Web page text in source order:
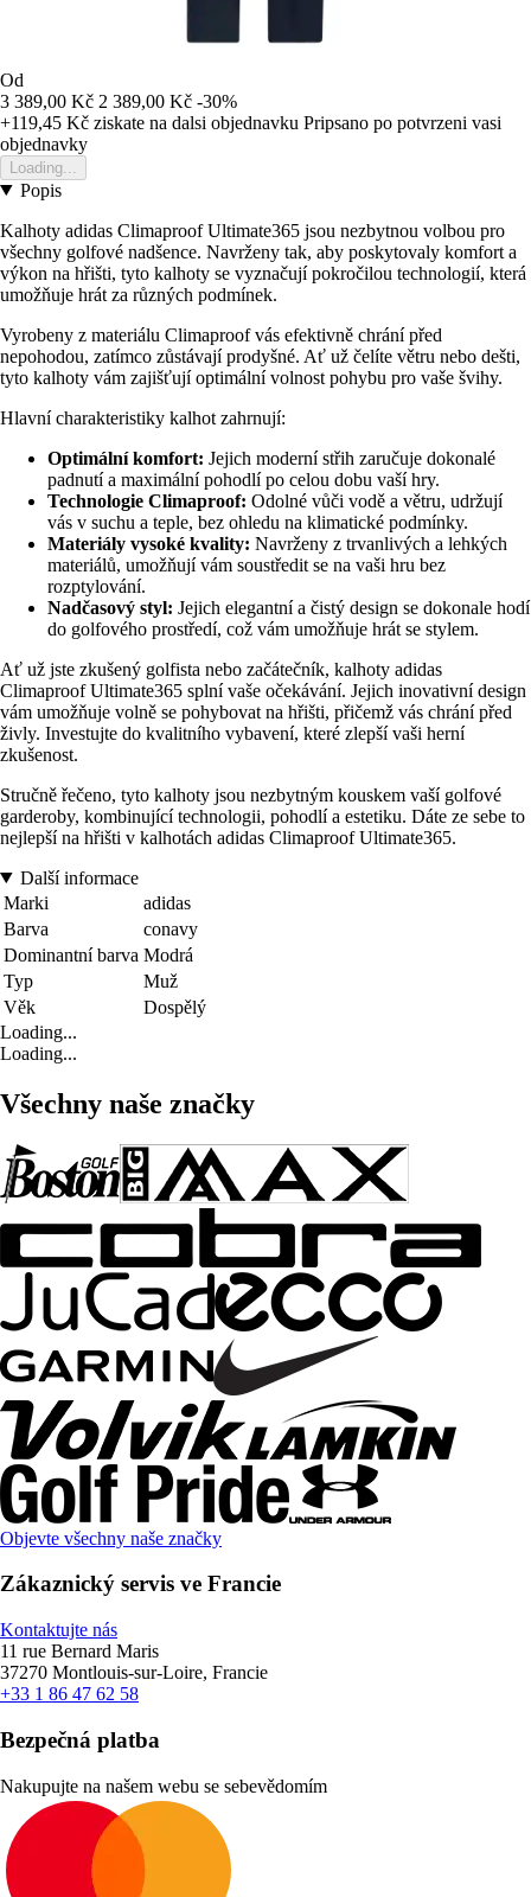
Od
3 389,00 Kč 2 389,00 Kč -30%
+119,45 Kč ziskate na dalsi objednavku Pripsano po potvrzeni vasi
objednavky
Loading...
Popis
Kalhoty adidas Climaproof Ultimate365 jsou nezbytnou volbou pro
všechny golfové nadšence. Navrženy tak, aby poskytovaly komfort a
výkon na hřišti, tyto kalhoty se vyznačují pokročilou technologií, která
umožňuje hrát za různých podmínek.
Vyrobeny z materiálu Climaproof vás efektivně chrání před
nepohodou, zatímco zůstávají prodyšné. Ať už čelíte větru nebo dešti,
tyto kalhoty vám zajišťují optimální volnost pohybu pro vaše švihy.
Hlavní charakteristiky kalhot zahrnují:
Optimální komfort: Jejich moderní střih zaručuje dokonalé
padnutí a maximální pohodlí po celou dobu vaší hry.
Technologie Climaproof: Odolné vůči vodě a větru, udržují
vás v suchu a teple, bez ohledu na klimatické podmínky.
Materiály vysoké kvality: Navrženy z trvanlivých a lehkých
materiálů, umožňují vám soustředit se na vaši hru bez
rozptylování.
Nadčasový styl: Jejich elegantní a čistý design se dokonale hodí
do golfového prostředí, což vám umožňuje hrát se stylem.
Ať už jste zkušený golfista nebo začátečník, kalhoty adidas
Climaproof Ultimate365 splní vaše očekávání. Jejich inovativní design
vám umožňuje volně se pohybovat na hřišti, přičemž vás chrání před
živly. Investujte do kvalitního vybavení, které zlepší vaši herní
zkušenost.
Stručně řečeno, tyto kalhoty jsou nezbytným kouskem vaší golfové
garderoby, kombinující technologii, pohodlí a estetiku. Dáte ze sebe to
nejlepší na hřišti v kalhotách adidas Climaproof Ultimate365.
Další informace
Marki
adidas
Barva
conavy
Dominantní barva Modrá
Typ
Muž
Věk
Dospělý
Loading...
Loading...
Všechny naše značky
Objevte všechny naše značky
Zákaznický servis ve Francie
Kontaktujte nás
11 rue Bernard Maris
37270 Montlouis-sur-Loire, Francie
+33 1 86 47 62 58
Bezpečná platba
Nakupujte na našem webu se sebevědomím